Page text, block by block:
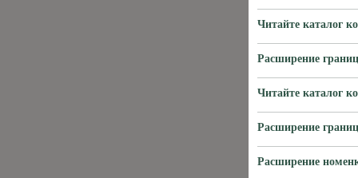
Читайте каталог
Расширение
Читайте каталог
Расширение
Расширение